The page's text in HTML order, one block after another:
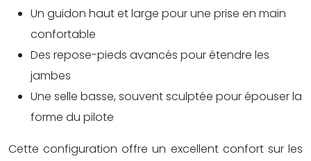
Un guidon haut et large pour une prise en main
confortable
Des repose-pieds avancés pour étendre les
jambes
Une selle basse, souvent sculptée pour épouser la
forme du pilote
Cette configuration offre un excellent confort sur les